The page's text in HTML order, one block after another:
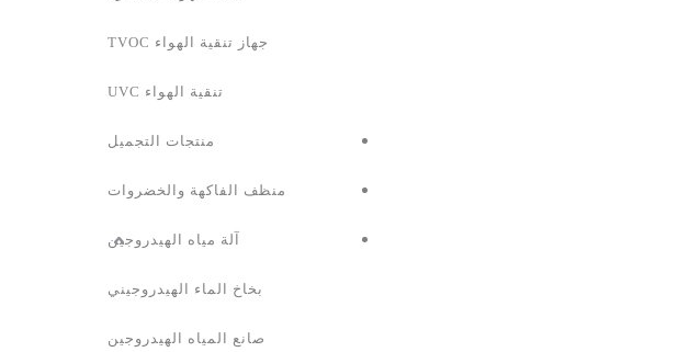
جهاز تنقية الهواء TVOC
تنقية الهواء UVC
منتجات التجميل
منظف ​​الفاكهة والخضروات
آلة مياه الهيدروجين
بخاخ الماء الهيدروجيني
صانع المياه الهيدروجين